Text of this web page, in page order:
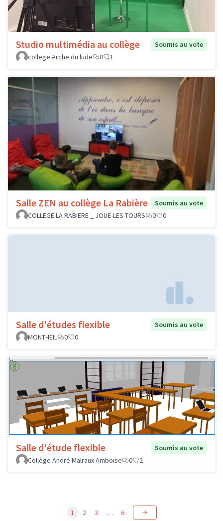
Studio multimédia au collège
Soumis au vote
college Arche du lude
0 1
Salle ZEN au collège La Rabière
Soumis au vote
COLLEGE LA RABIERE _ JOUE-LES-TOURS
0 0
Salle d'études flexible
Soumis au vote
MONTHEIL
0 0
Salle d'étude flexible
Soumis au vote
Collège André Malraux Amboise
0 2
1 2 3 … 6